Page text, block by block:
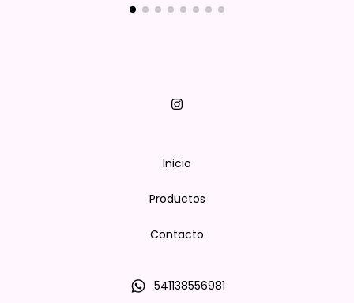
Inicio
Productos
Contacto
541138556981